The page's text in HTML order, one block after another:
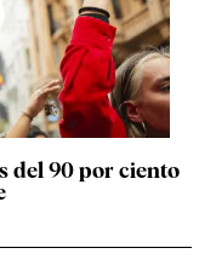
del 90 por ciento